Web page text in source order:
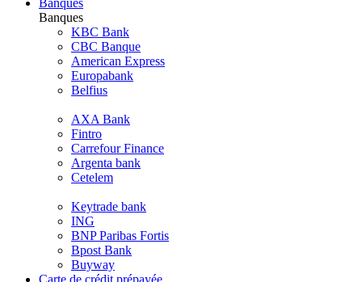
Banques
Banques
KBC Bank
CBC Banque
American Express
Europabank
Belfius
AXA Bank
Fintro
Carrefour Finance
Argenta bank
Cetelem
Keytrade bank
ING
BNP Paribas Fortis
Bpost Bank
Buyway
Carte de crédit prépayée